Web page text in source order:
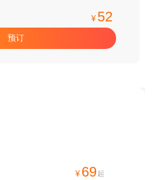
¥ 52
预订
¥ 69 起